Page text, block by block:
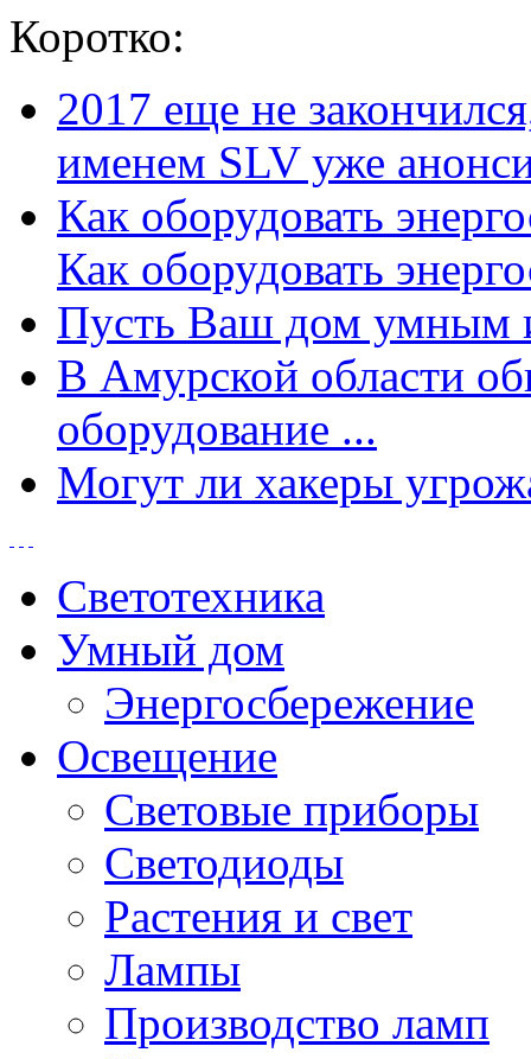
Коротко:
2017 еще не
именем SLV уже
Как оборудовать
Как оборудовать
Пусть Ваш дом умным
В Амурской области
оборудование ...
Могут ли хакеры
Светотехника
Умный дом
Энергосбережение
Освещение
Световые приборы
Светодиоды
Растения и свет
Лампы
Производство ламп